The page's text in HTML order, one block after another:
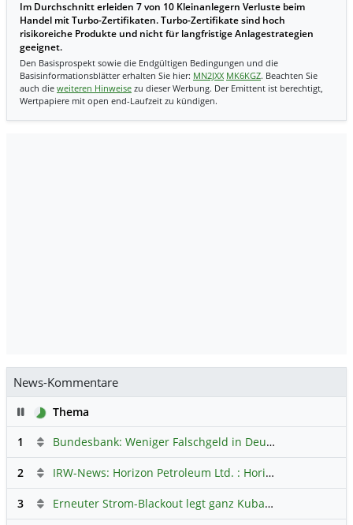
Im Durchschnitt erleiden 7 von 10 Kleinanlegern Verluste beim
Handel mit Turbo-Zertifikaten. Turbo-Zertifikate sind hoch
risikoreiche Produkte und nicht für langfristige Anlagestrategien
geeignet.
Den Basisprospekt sowie die Endgültigen Bedingungen und die
Basisinformationsblätter erhalten Sie hier: MN2JXX MK6KGZ. Beachten Sie
auch die weiteren Hinweise zu dieser Werbung. Der Emittent ist berechtigt,
Wertpapiere mit open end-Laufzeit zu kündigen.
News-Kommentare
PauseThema
1
Bundesbank: Weniger Falschgeld in Deutschland
2 IRW-News: Horizon Petroleum Ltd. : Horizon Petroleum beginnt mit der Testförderung im Projekt Lachowice in Polen und schließt die Platzierung einer überzeichneten Wandelanleihe ab
3 Erneuter Strom-Blackout legt ganz Kuba lahm